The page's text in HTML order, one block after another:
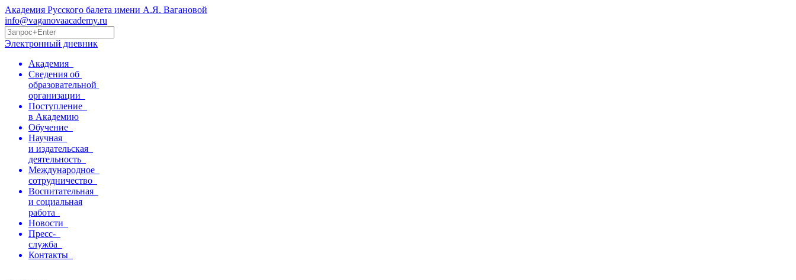
Академия Русского балета имени А.Я. Вагановой
info@vaganovaacademy.ru
Электронный дневник
Академия
Сведения об
образовательной
организации
Поступление
в Академию
Обучение
Научная
и издательская
деятельность
Международное
сотрудничество
Воспитательная
и социальная
работа
Новости
Пресс-
служба
Контакты